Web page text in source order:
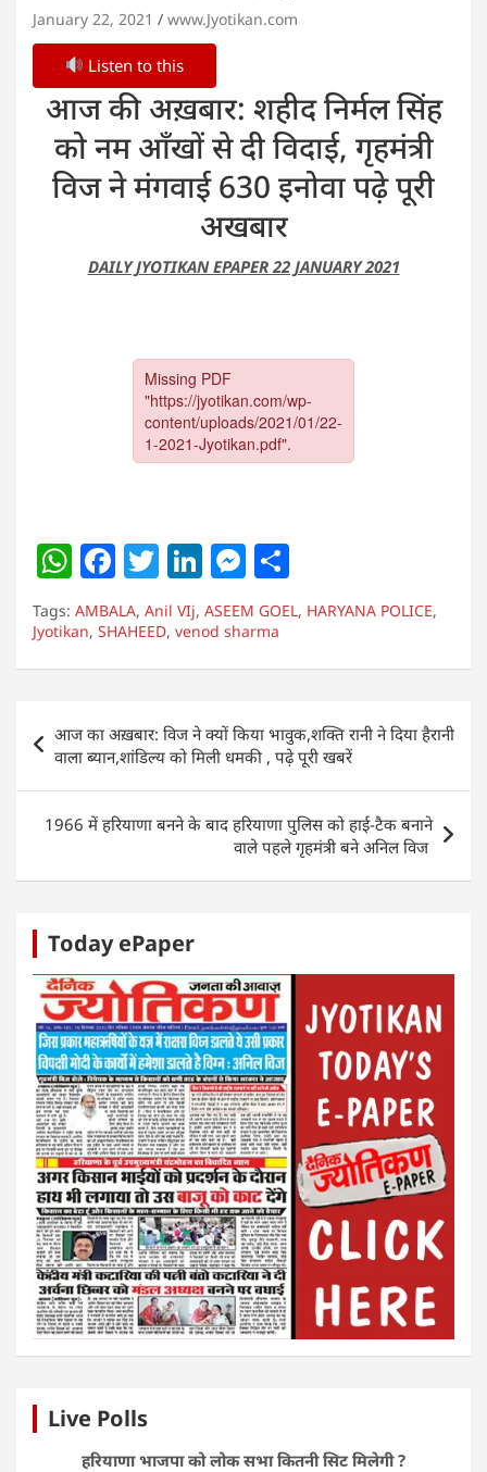
January 22, 2021 www.Jyotikan.com
Listen to this
आज की अख़बार: शहीद निर्मल सिंह
को नम आँखों से दी विदाई, गृहमंत्री
विज ने मंगवाई 630 इनोवा पढ़े पूरी
अखबार
DAILY JYOTIKAN EPAPER 22 JANUARY 2021
W
h
at
s
p
p
F
a
c
e
o
o
k
T
w
itt
er
Li
n
k
e
n
M
e
ss
e
g
er
h
ar
e
Tags: AMBALA, Anil VIj, ASEEM GOEL, HARYANA POLICE,
Jyotikan, SHAHEED, venod sharma
navigation
आज का अख़बार: विज ने क्यों किया भावुक,शक्ति रानी ने दिया हैरानी
वाला ब्यान,शांडिल्य को मिली धमकी , पढ़े पूरी खबरें
1966 में हरियाणा बनने के बाद हरियाणा पुलिस को हाई-टैक बनाने
वाले पहले गृहमंत्री बने अनिल विज
Today ePaper
Live Polls
हरियाणा भाजपा को लोक सभा कितनी सिट मिलेगी ?